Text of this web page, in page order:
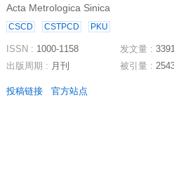
Acta Metrologica Sinica
CSCD CSTPCD PKU
ISSN : 1000-1158
出版周期 : 月刊
发文量 :
被引量 :
投稿链接 官方站点